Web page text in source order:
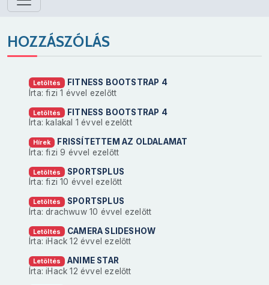
HOZZÁSZÓLÁS
Letöltés
FITNESS BOOTSTRAP 4
Írta: fizi1 évvel ezelőtt
Letöltés
FITNESS BOOTSTRAP 4
Írta: kalakal 1 évvel ezelőtt
Hírek
FRISSÍTETTEM AZ OLDALAMAT
Írta: fizi9 évvel ezelőtt
Letöltés
SPORTSPLUS
Írta: fizi10 évvel ezelőtt
Letöltés
SPORTSPLUS
Írta: drachwuw 10 évvel ezelőtt
Letöltés
CAMERA SLIDESHOW
Írta: iHack12 évvel ezelőtt
Letöltés
ANIME STAR
Írta: iHack12 évvel ezelőtt